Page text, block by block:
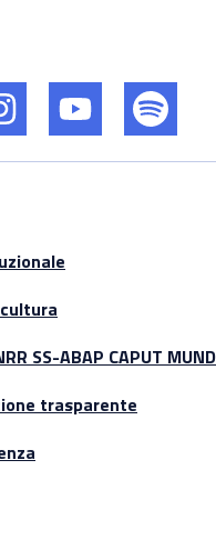
SS-ABAP CAPUT
trasparente